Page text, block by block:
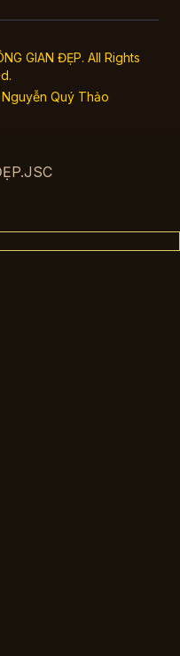
GIAN ĐẸP. All Rights
Nguyễn Quý Thảo